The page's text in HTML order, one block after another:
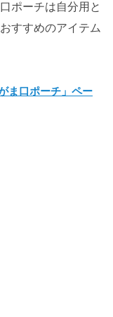
ポーチは自分用と
すすめのアイテム
ま口ポーチ」ペー